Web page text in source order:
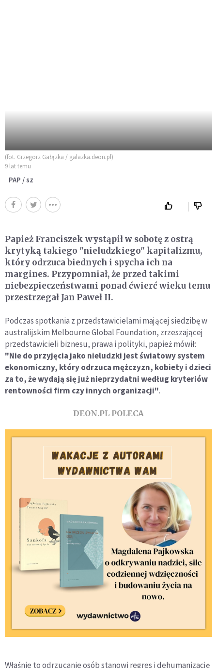
(fot. Grzegorz Gałązka / galazka.deon.pl)
9 lat temu
PAP / sz
Papież Franciszek wystąpił w sobotę z ostrą
krytyką takiego "nieludzkiego" kapitalizmu,
który odrzuca biednych i spycha ich na
margines. Przypomniał, że przed takimi
niebezpieczeństwami ponad ćwierć wieku temu
przestrzegał Jan Paweł II.
Podczas spotkania z przedstawicielami mającej siedzibę w
australijskim Melbourne Global Foundation, zrzeszającej
przedstawicieli biznesu, prawa i polityki, papież mówił:
"Nie do przyjęcia jako nieludzki jest światowy system
ekonomiczny, który odrzuca mężczyzn, kobiety i dzieci
za to, że wydają się już nieprzydatni według kryteriów
rentowności firm czy innych organizacji".
DEON.PL POLECA
Właśnie to odrzucanie osób stanowi regres i dehumanizację